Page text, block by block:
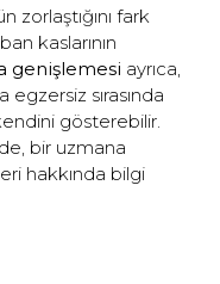
zorlaştığını fark
kaslarının
genişlemesi ayrıca,
sırasında
gösterebilir.
bir uzmana
hakkında bilgi